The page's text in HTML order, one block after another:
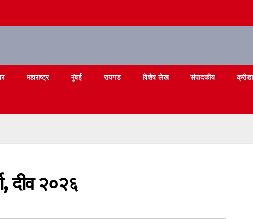
महाराष्ट्र मुंबई रायगड विशेष लेख संपादकीय क्रीडा
दीव २०२६